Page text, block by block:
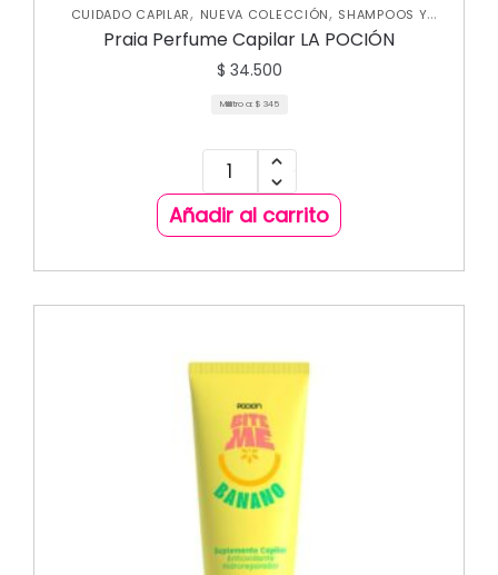
CUIDADO CAPILAR, NUEVA COLECCIÓN, SHAMPOOS Y
ACONDICIONADORES
,TRATAMIENTOS CAPILARES
Praia Perfume Capilar LA POCIÓN
$ 34.500
Mililitro a: $ 345
Añadir al carrito